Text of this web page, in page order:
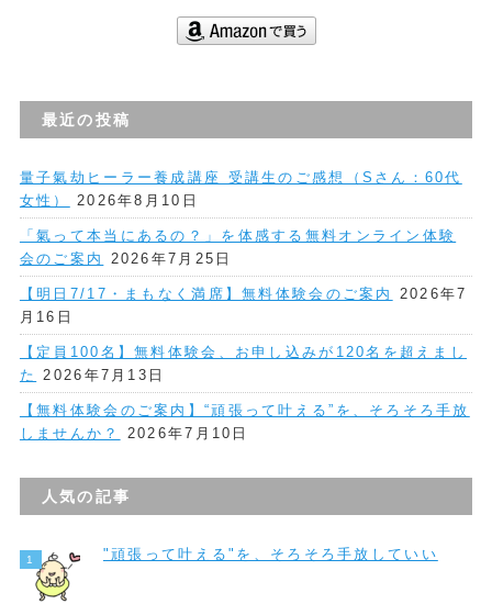
最近の投稿
量子氣劫ヒーラー養成講座 受講生のご感想（Sさん：60代
女性）
2026年8月10日
「氣って本当にあるの？」を体感する無料オンライン体験
会のご案内
2026年7月25日
【明日7/17・まもなく満席】無料体験会のご案内
2026年7
月16日
【定員100名】無料体験会、お申し込みが120名を超えまし
た
2026年7月13日
【無料体験会のご案内】“頑張って叶える”を、そろそろ手放
しませんか？
2026年7月10日
人気の記事
"頑張って叶える"を、そろそろ手放していい